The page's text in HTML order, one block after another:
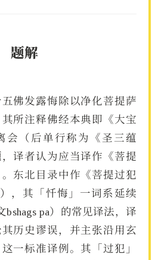
题解
佛发露悔除以净化菩提萨
所注释佛经本典即《大宝
会（后单行称为《圣三蕴
译者认为应当译作《菩提
东北目录中作《菩提过犯
，其「忏悔」一词系延续
bshags pa）的常见译法，译
历史谬误，并主张沿用玄
一标准译例。其「过犯」